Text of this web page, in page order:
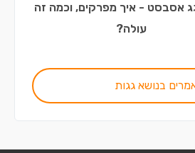
אסבסט - איך מפרקים, וכמה זה
עולה?
בנושא גגות